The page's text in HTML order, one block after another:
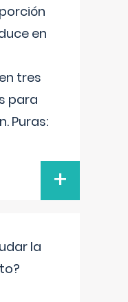
en
tres
para
Puras:
+
la